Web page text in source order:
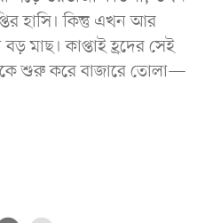
হাসি। কিন্তু এখন আর
মাছ। কাপ্তাই হ্রদের সেই
শুরু করে বাজারে তোলা—